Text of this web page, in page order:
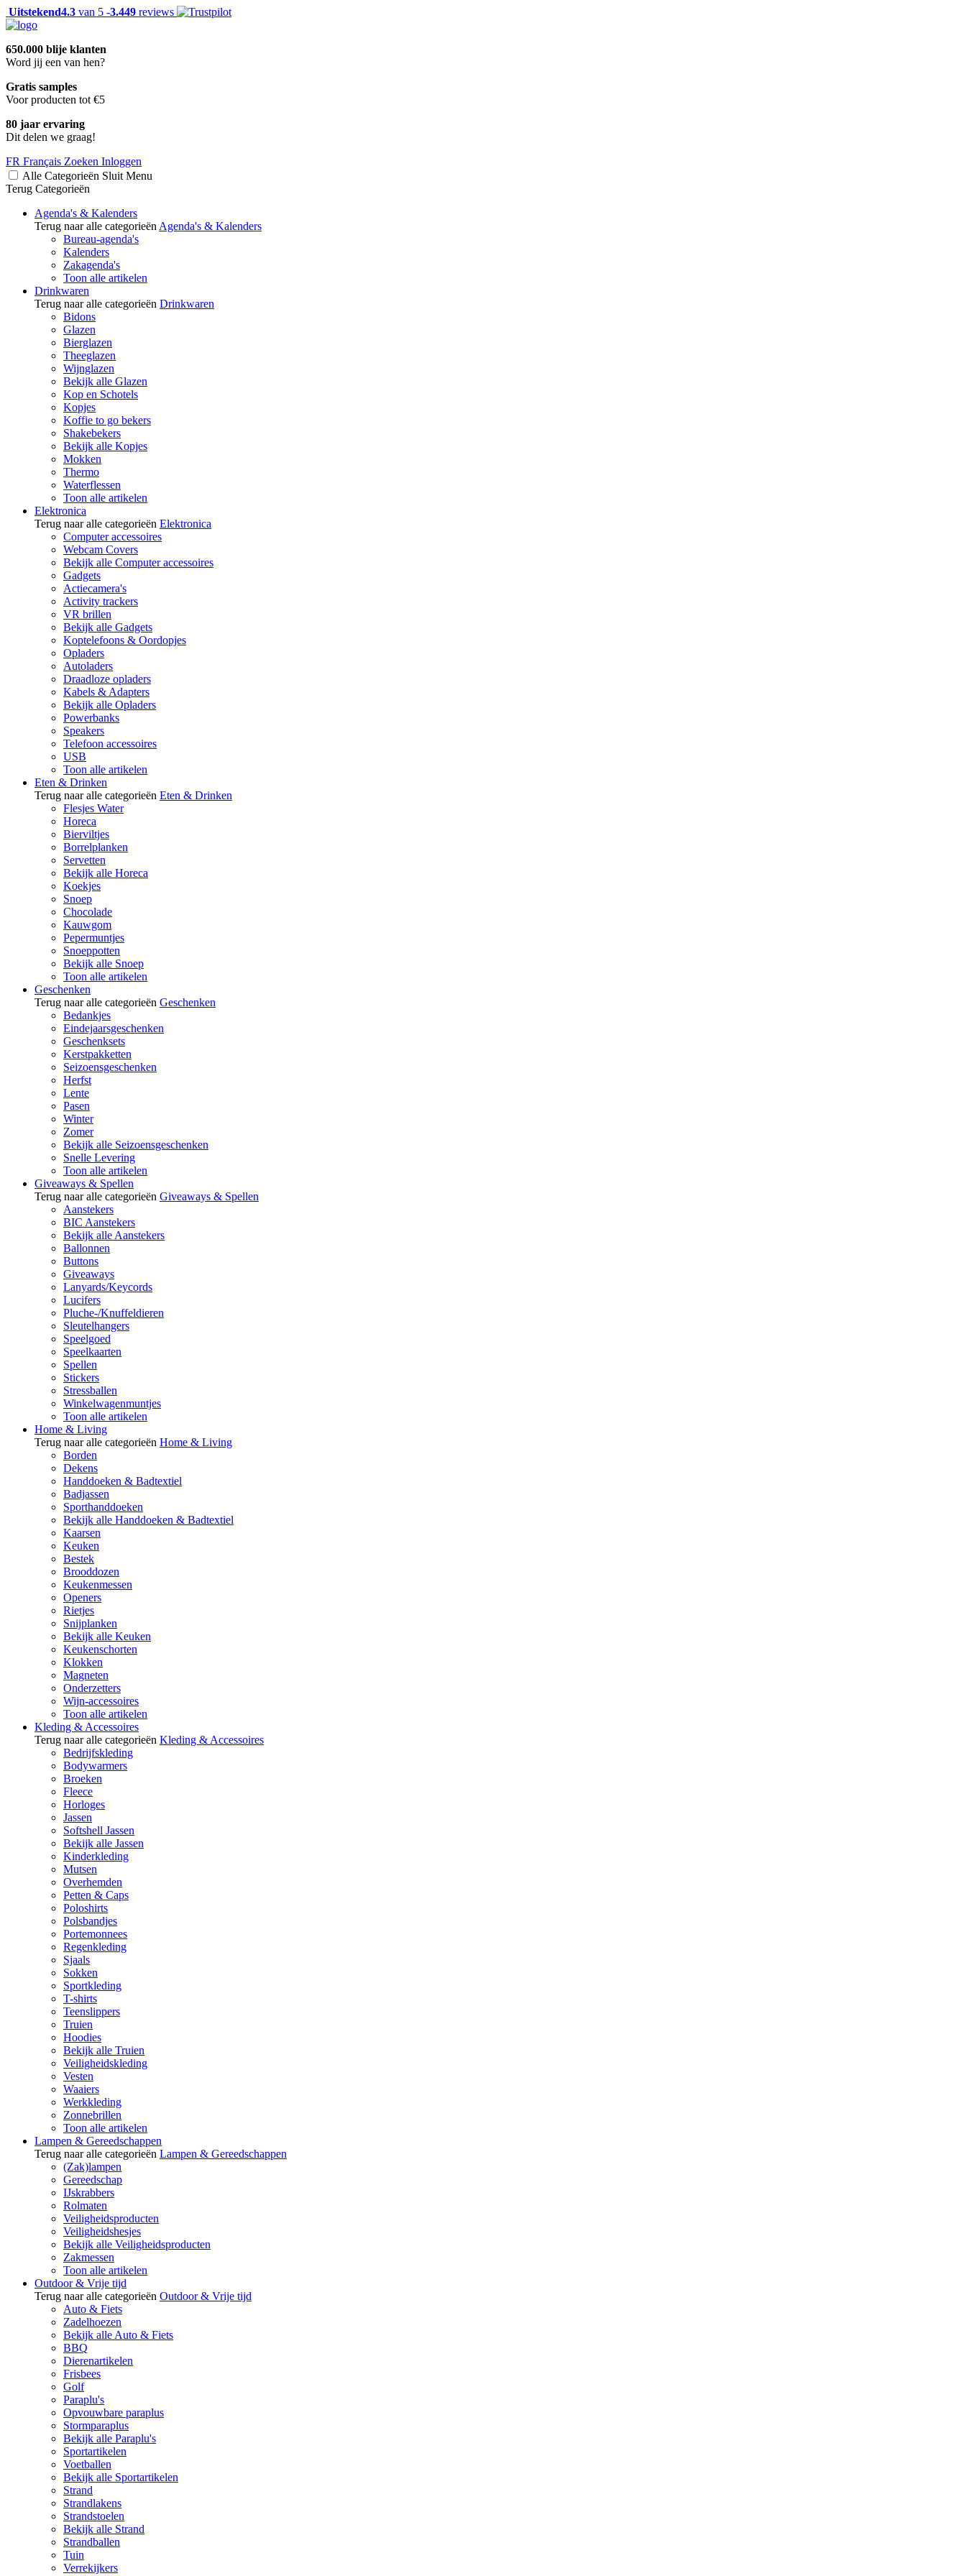
Uitstekend4.3 van 5 -3.449 reviews
650.000 blije klanten
Word jij een van hen?
Gratis samples
Voor producten tot €5
80 jaar ervaring
Dit delen we graag!
FR Français Zoeken Inloggen
Alle Categorieën Sluit Menu
Terug Categorieën
Agenda's & Kalenders
Terug naar alle categorieën Agenda's & Kalenders
Bureau-agenda's
Kalenders
Zakagenda's
Toon alle artikelen
Drinkwaren
Terug naar alle categorieën Drinkwaren
Bidons
Glazen
Bierglazen
Theeglazen
Wijnglazen
Bekijk alle Glazen
Kop en Schotels
Kopjes
Koffie to go bekers
Shakebekers
Bekijk alle Kopjes
Mokken
Thermo
Waterflessen
Toon alle artikelen
Elektronica
Terug naar alle categorieën Elektronica
Computer accessoires
Webcam Covers
Bekijk alle Computer accessoires
Gadgets
Actiecamera's
Activity trackers
VR brillen
Bekijk alle Gadgets
Koptelefoons & Oordopjes
Opladers
Autoladers
Draadloze opladers
Kabels & Adapters
Bekijk alle Opladers
Powerbanks
Speakers
Telefoon accessoires
USB
Toon alle artikelen
Eten & Drinken
Terug naar alle categorieën Eten & Drinken
Flesjes Water
Horeca
Bierviltjes
Borrelplanken
Servetten
Bekijk alle Horeca
Koekjes
Snoep
Chocolade
Kauwgom
Pepermuntjes
Snoeppotten
Bekijk alle Snoep
Toon alle artikelen
Geschenken
Terug naar alle categorieën Geschenken
Bedankjes
Eindejaarsgeschenken
Geschenksets
Kerstpakketten
Seizoensgeschenken
Herfst
Lente
Pasen
Winter
Zomer
Bekijk alle Seizoensgeschenken
Snelle Levering
Toon alle artikelen
Giveaways & Spellen
Terug naar alle categorieën Giveaways & Spellen
Aanstekers
BIC Aanstekers
Bekijk alle Aanstekers
Ballonnen
Buttons
Giveaways
Lanyards/Keycords
Lucifers
Pluche-/Knuffeldieren
Sleutelhangers
Speelgoed
Speelkaarten
Spellen
Stickers
Stressballen
Winkelwagenmuntjes
Toon alle artikelen
Home & Living
Terug naar alle categorieën Home & Living
Borden
Dekens
Handdoeken & Badtextiel
Badjassen
Sporthanddoeken
Bekijk alle Handdoeken & Badtextiel
Kaarsen
Keuken
Bestek
Brooddozen
Keukenmessen
Openers
Rietjes
Snijplanken
Bekijk alle Keuken
Keukenschorten
Klokken
Magneten
Onderzetters
Wijn-accessoires
Toon alle artikelen
Kleding & Accessoires
Terug naar alle categorieën Kleding & Accessoires
Bedrijfskleding
Bodywarmers
Broeken
Fleece
Horloges
Jassen
Softshell Jassen
Bekijk alle Jassen
Kinderkleding
Mutsen
Overhemden
Petten & Caps
Poloshirts
Polsbandjes
Portemonnees
Regenkleding
Sjaals
Sokken
Sportkleding
T-shirts
Teenslippers
Truien
Hoodies
Bekijk alle Truien
Veiligheidskleding
Vesten
Waaiers
Werkkleding
Zonnebrillen
Toon alle artikelen
Lampen & Gereedschappen
Terug naar alle categorieën Lampen & Gereedschappen
(Zak)lampen
Gereedschap
IJskrabbers
Rolmaten
Veiligheidsproducten
Veiligheidshesjes
Bekijk alle Veiligheidsproducten
Zakmessen
Toon alle artikelen
Outdoor & Vrije tijd
Terug naar alle categorieën Outdoor & Vrije tijd
Auto & Fiets
Zadelhoezen
Bekijk alle Auto & Fiets
BBQ
Dierenartikelen
Frisbees
Golf
Paraplu's
Opvouwbare paraplus
Stormparaplus
Bekijk alle Paraplu's
Sportartikelen
Voetballen
Bekijk alle Sportartikelen
Strand
Strandlakens
Strandstoelen
Bekijk alle Strand
Strandballen
Tuin
Verrekijkers